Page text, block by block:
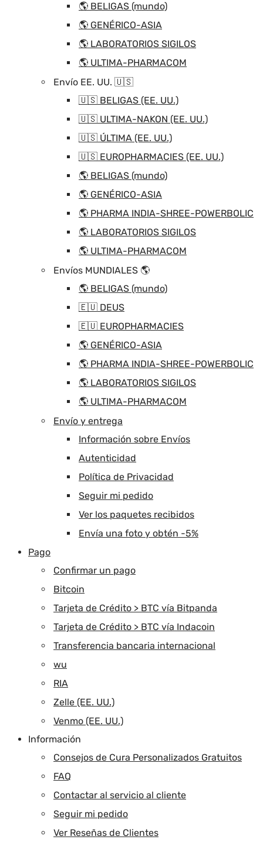
🌎 BELIGAS (mundo)
🌎 GENÉRICO-ASIA
🌎 LABORATORIOS SIGILOS
🌎 ULTIMA-PHARMACOM
Envío EE. UU. 🇺🇸
🇺🇸 BELIGAS (EE. UU.)
🇺🇸 ULTIMA-NAKON (EE. UU.)
🇺🇸 ÚLTIMA (EE. UU.)
🇺🇸 EUROPHARMACIES (EE. UU.)
🌎 BELIGAS (mundo)
🌎 GENÉRICO-ASIA
🌎 PHARMA INDIA-SHREE-POWERBOLIC
🌎 LABORATORIOS SIGILOS
🌎 ULTIMA-PHARMACOM
Envíos MUNDIALES 🌎
🌎 BELIGAS (mundo)
🇪🇺 DEUS
🇪🇺 EUROPHARMACIES
🌎 GENÉRICO-ASIA
🌎 PHARMA INDIA-SHREE-POWERBOLIC
🌎 LABORATORIOS SIGILOS
🌎 ULTIMA-PHARMACOM
Envío y entrega
Información sobre Envíos
Autenticidad
Política de Privacidad
Seguir mi pedido
Ver los paquetes recibidos
Envía una foto y obtén -5%
Pago
Confirmar un pago
Bitcoin
Tarjeta de Crédito > BTC vía Bitpanda
Tarjeta de Crédito > BTC vía Indacoin
Transferencia bancaria internacional
wu
RIA
Zelle (EE. UU.)
Venmo (EE. UU.)
Información
Consejos de Cura Personalizados Gratuitos
FAQ
Contactar al servicio al cliente
Seguir mi pedido
Ver Reseñas de Clientes